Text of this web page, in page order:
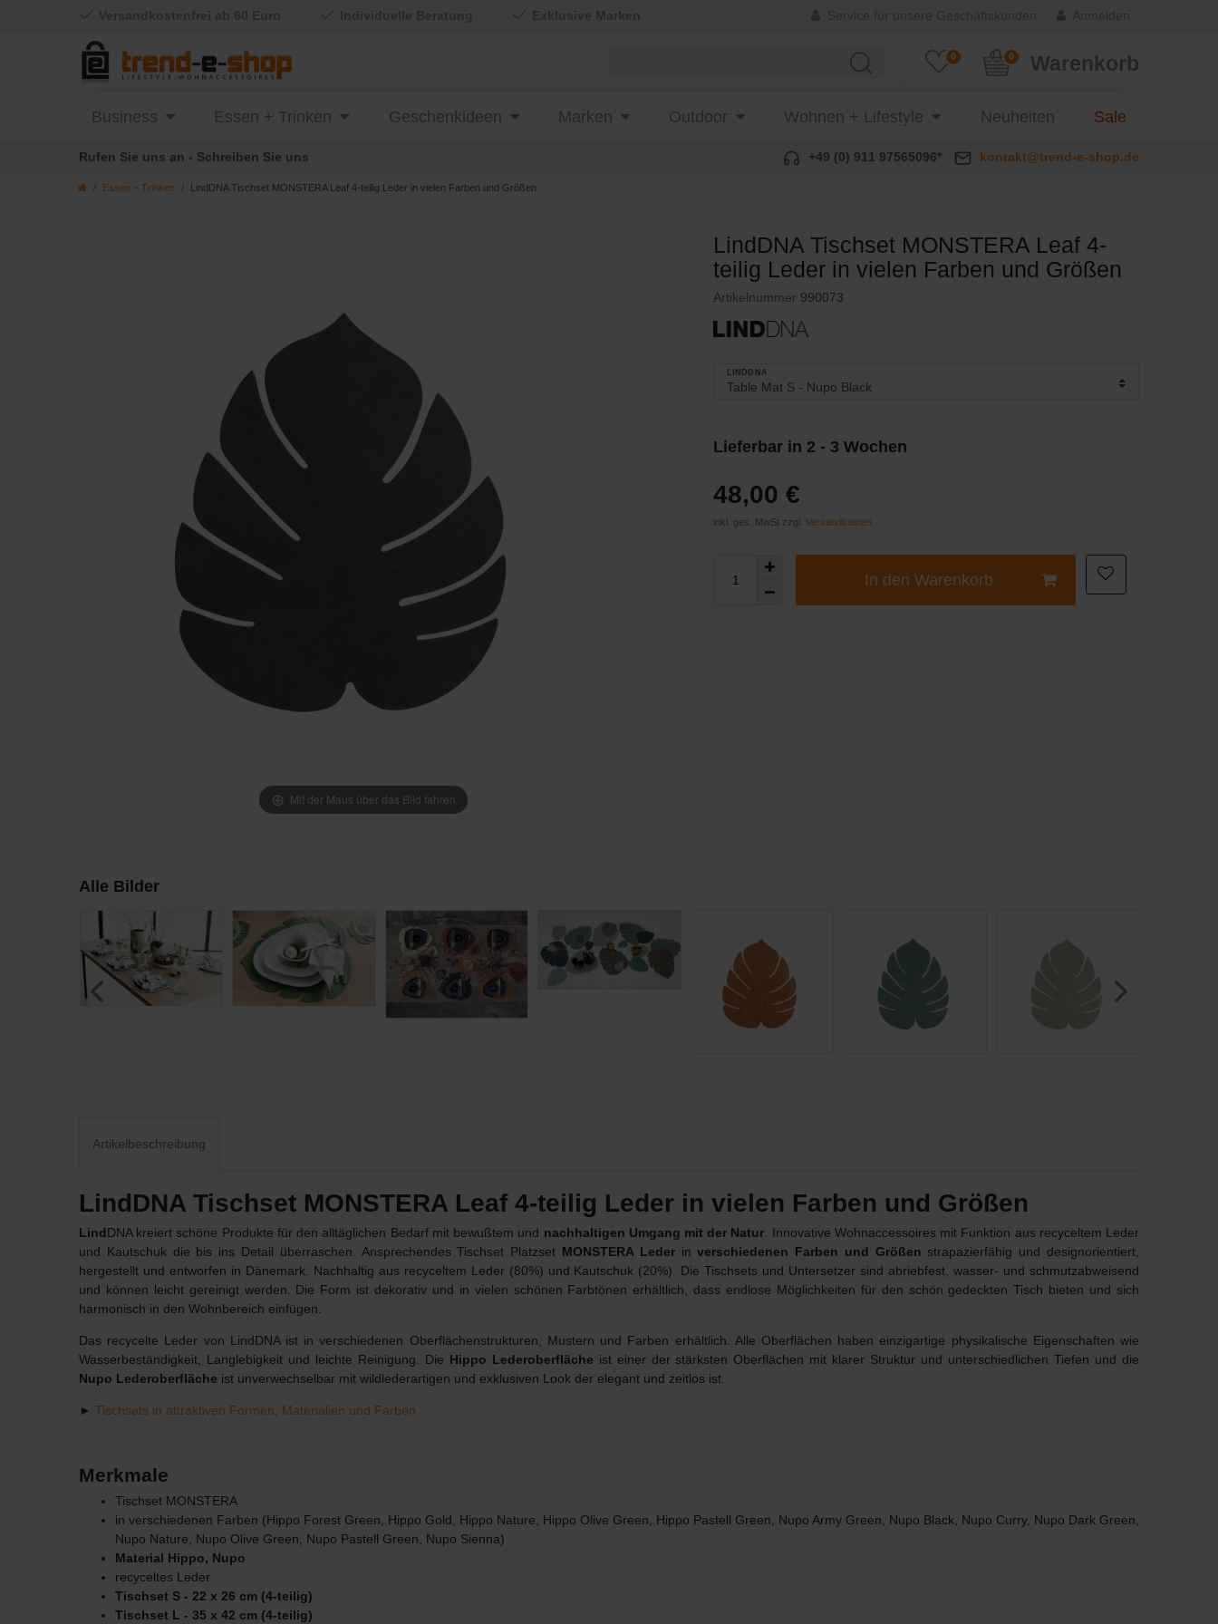
Essen + Trinken LindDNA Tischset MONSTERA Leaf 4-teilig Leder in vielen Farben und Größen
0 Warenkorb
0
Business Essen + Trinken Geschenkideen Marken Outdoor Wohnen + Lifestyle Neuheiten Sale
Rufen Sie uns an - Schreiben Sie uns +49 (0) 911 97565096* kontakt@trend-e-shop.de
Mit der Maus über das Bild fahren
LindDNA Tischset MONSTERA Leaf 4-
teilig Leder in vielen Farben und Größen
Artikelnummer 990073
LINDDNA
Lieferbar in 2 - 3 Wochen
48,00 €
inkl. ges. MwSt zzgl. Versandkosten
In den Warenkorb
Alle Bilder
Artikelbeschreibung
LindDNA Tischset MONSTERA Leaf 4-teilig Leder in vielen Farben und Größen
LindDNA kreiert schöne Produkte für den alltäglichen Bedarf mit bewußtem und nachhaltigen Umgang mit der Natur. Innovative Wohnaccessoires mit Funktion aus recyceltem Leder
und Kautschuk die bis ins Detail überraschen. Ansprechendes Tischset Platzset MONSTERA Leder inverschiedenen Farben und Größen strapazierfähig und designorientiert,
hergestellt und entworfen in Dänemark. Nachhaltig aus recyceltem Leder (80%) und Kautschuk (20%). Die Tischsets und Untersetzer sind abriebfest, wasser- und schmutzabweisend
und können leicht gereinigt werden. Die Form ist dekorativ und in vielen schönen Farbtönen erhältlich, dass endlose Möglichkeiten für den schön gedeckten Tisch bieten und sich
harmonisch in den Wohnbereich einfügen.
Das recycelte Leder von LindDNA ist in verschiedenen Oberflächenstrukturen, Mustern und Farben erhältlich. Alle Oberflächen haben einzigartige physikalische Eigenschaften wie
Wasserbeständigkeit, Langlebigkeit und leichte Reinigung. Die Hippo Lederoberfläche ist einer der stärksten Oberflächen mit klarer Struktur und unterschiedlichen Tiefen und die
Nupo Lederoberfläche ist unverwechselbar mit wildlederartigen und exklusiven Look der elegant und zeitlos ist.
► Tischsets in attraktiven Formen, Materialien und Farben
Merkmale
Tischset MONSTERA
in verschiedenen Farben (Hippo Forest Green, Hippo Gold, Hippo Nature, Hippo Olive Green, Hippo Pastell Green, Nupo Army Green, Nupo Black, Nupo Curry, Nupo Dark Green,
Nupo Nature, Nupo Olive Green, Nupo Pastell Green, Nupo Sienna)
Material Hippo, Nupo
recyceltes Leder
Tischset S - 22 x 26 cm (4-teilig)
Tischset L - 35 x 42 cm (4-teilig)